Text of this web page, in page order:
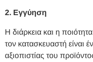
2. Εγγύηση
Η διάρκεια και η
τον κατασκευαστή είναι
αξιοπιστίας του